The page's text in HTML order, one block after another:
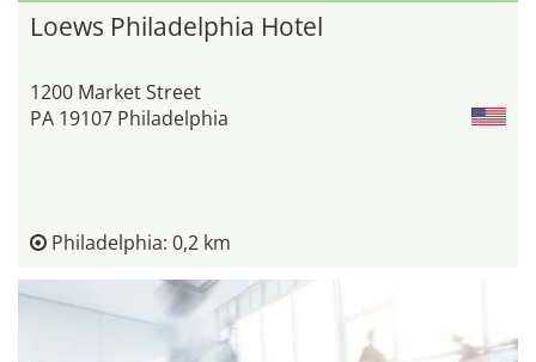
Loews Philadelphia Hotel
1200 Market Street
PA 19107 Philadelphia
Philadelphia: 0,2 km